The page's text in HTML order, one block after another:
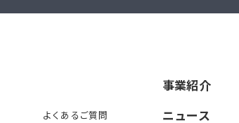
よくあるご質問
事業紹介
ニュース